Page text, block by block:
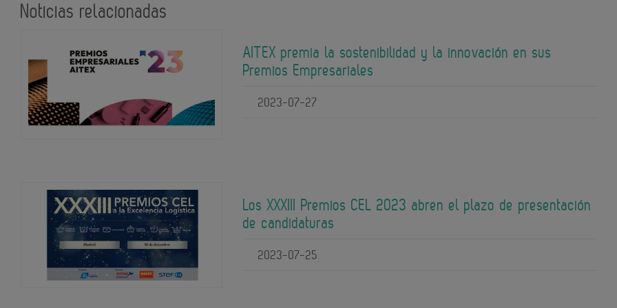
Noticias relacionadas
AITEX premia la sostenibilidad y la innovación en sus
Premios Empresariales
2023-07-27
Los XXXIII Premios CEL 2023 abren el plazo de presentación
de candidaturas
2023-07-25